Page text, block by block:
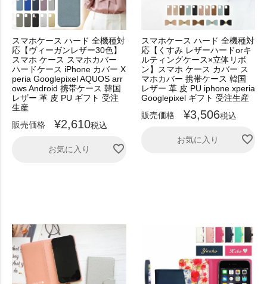
スマホケース ハード 全機種対
応【ヴィーガンレザー30色】
スマホ ケース スマホカバー
ハードケース iPhone カバー X
peria Googlepixel AQUOS arr
ows Android 携帯ケース 韓国
レザー 革 皮 PU ギフト 受注
生産
販売価格
¥2,610税込
お気に入り
スマホケース ハード 全機種対
応【くすみ レザーハードorキ
ルティングケース×立体リボ
ン】スマホ ケース カバー ス
マホカバー 携帯ケース 韓国
レザー 革 皮 PU iphone xperia
Googlepixel ギフト 受注生産
販売価格
¥3,506税込
お気に入り